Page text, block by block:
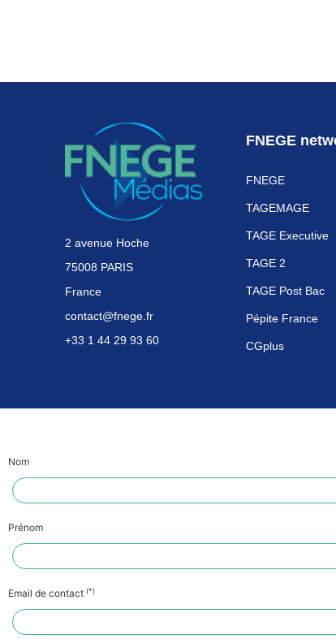
2 avenue Hoche
75008 PARIS
France
contact@fnege.fr
+33 1 44 29 93 60
FNEGE
FNEGE
TAGEMAGE
TAGE Executive
TAGE 2
TAGE Post Bac
Pépite France
CGplus
Nom
Prénom
Email de contact (*)